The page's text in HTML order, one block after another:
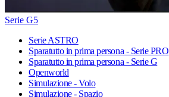
Serie G5
Serie ASTRO
Sparatutto in prima persona - Serie PRO
Sparatutto in prima persona - Serie G
Openworld
Simulazione - Volo
Simulazione - Spazio